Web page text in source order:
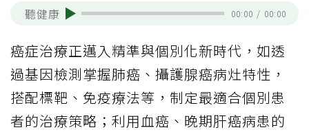
聽健康 00:00 / 00:00
癌症治療正邁入精準與個別化新時代，如透
過基因檢測掌握肺癌、攝護腺癌病灶特性，
搭配標靶、免疫療法等，制定最適合個別患
者的治療策略；利用血癌、晚期肝癌病患的